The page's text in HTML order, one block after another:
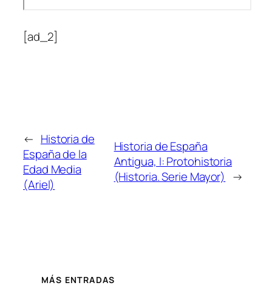
[ad_2]
← Historia de
España de la
Edad Media
(Ariel)
Historia de España
Antigua, I: Protohistoria
(Historia. Serie Mayor) →
MÁS ENTRADAS